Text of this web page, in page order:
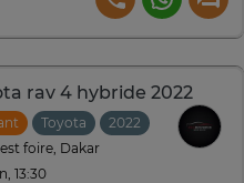
rav 4 hybride 2022
Toyota 2022
foire, Dakar
13:30